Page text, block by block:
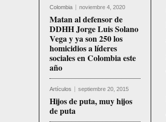
Colombia noviembre 4, 2020
Matan al defensor de
DDHH Jorge Luis Solano
Vega y ya son 250 los
homicidios a líderes
sociales en Colombia este
año
Artículos septiembre 20, 2015
Hijos de puta, muy hijos
de puta